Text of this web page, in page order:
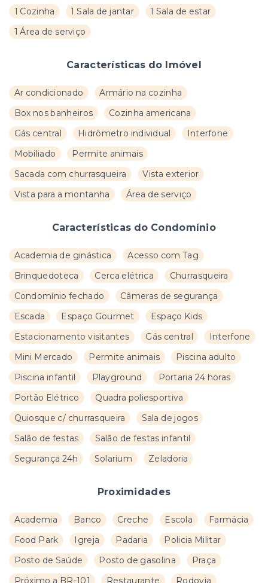
1 Cozinha
1 Sala de jantar
1 Sala de estar
1 Área de serviço
Características do Imóvel
Ar condicionado
Armário na cozinha
Box nos banheiros
Cozinha americana
Gás central
Hidrômetro individual
Interfone
Mobiliado
Permite animais
Sacada com churrasqueira
Vista exterior
Vista para a montanha
Área de serviço
Características do Condomínio
Academia de ginástica
Acesso com Tag
Brinquedoteca
Cerca elétrica
Churrasqueira
Condomínio fechado
Câmeras de segurança
Escada
Espaço Gourmet
Espaço Kids
Estacionamento visitantes
Gás central
Interfone
Mini Mercado
Permite animais
Piscina adulto
Piscina infantil
Playground
Portaria 24 horas
Portão Elétrico
Quadra poliesportiva
Quiosque c/ churrasqueira
Sala de jogos
Salão de festas
Salão de festas infantil
Segurança 24h
Solarium Zeladoria
Proximidades
Academia Banco Creche Escola
Farmácia
Food Park
Igreja Padaria
Policia Militar
Posto de Saúde
Posto de gasolina
Praça
Próximo a BR-101
Restaurante Rodovia